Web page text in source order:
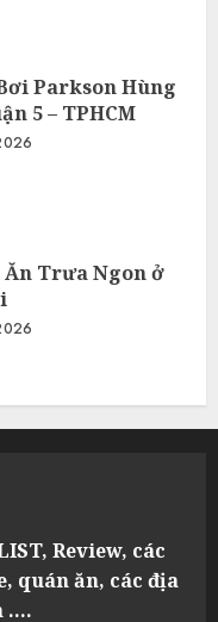
Parkson Hùng
5 – TPHCM
Ăn Trưa Ngon ở
Review, các
quán ăn, các địa
….